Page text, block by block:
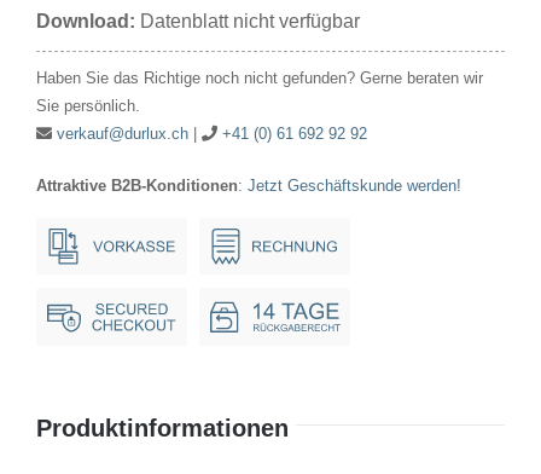
GU4
12V
20W
Download: Datenblatt nicht verfügbar
Haben Sie das Richtige noch nicht gefunden? Gerne beraten wir
Sie persönlich.
verkauf@durlux.ch| +41 (0) 61 692 92 92
Attraktive B2B-Konditionen: Jetzt Geschäftskunde werden!
Produktinformationen